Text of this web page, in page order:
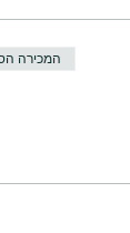
המכירה